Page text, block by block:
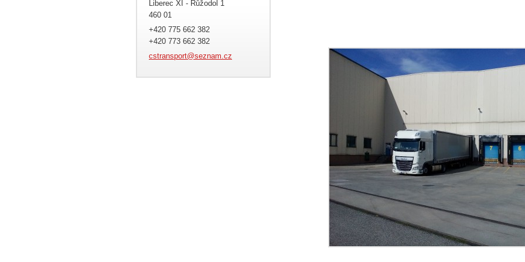
Liberec XI - Růžodol 1
460 01
+420 775 662 382
+420 773 662 382
cstransport@seznam.cz